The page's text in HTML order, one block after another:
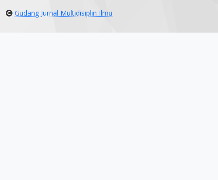
Gudang Jurnal Multidisiplin Ilmu